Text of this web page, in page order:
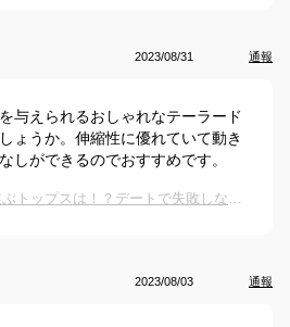
2023/08/31 通報
与えられるおしゃれなテーラード
ょうか。伸縮性に優れていて動き
しができるのでおすすめです。
モテる男が秋コーデに選ぶトップスは！？デートで失敗しない大人カジュアルな服を教えて。
2023/08/03 通報